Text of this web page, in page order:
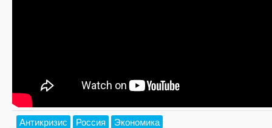
Антикризис Россия Экономика